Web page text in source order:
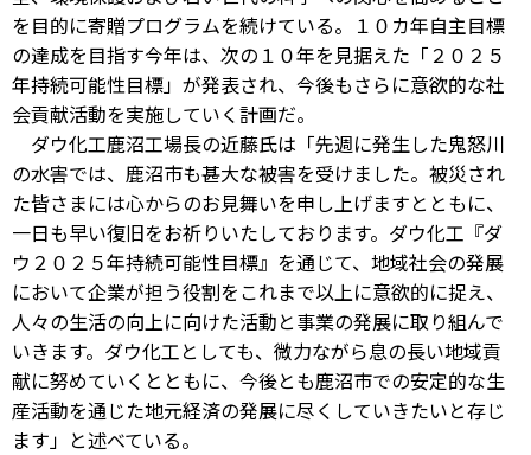
を目的に寄贈プログラムを続けている。１０カ年自主目標
の達成を目指す今年は、次の１０年を見据えた「２０２５
年持続可能性目標」が発表され、今後もさらに意欲的な社
会貢献活動を実施していく計画だ。
ダウ化工鹿沼工場長の近藤氏は「先週に発生した鬼怒川
の水害では、鹿沼市も甚大な被害を受けました。被災され
た皆さまには心からのお見舞いを申し上げますとともに、
一日も早い復旧をお祈りいたしております。ダウ化工『ダ
ウ２０２５年持続可能性目標』を通じて、地域社会の発展
において企業が担う役割をこれまで以上に意欲的に捉え、
人々の生活の向上に向けた活動と事業の発展に取り組んで
いきます。ダウ化工としても、微力ながら息の長い地域貢
献に努めていくとともに、今後とも鹿沼市での安定的な生
産活動を通じた地元経済の発展に尽くしていきたいと存じ
ます」と述べている。